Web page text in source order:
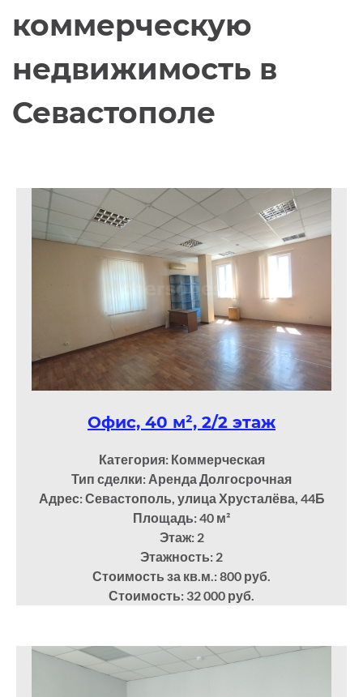
коммерческую
недвижимость в
Севастополе
Офис, 40 м², 2/2 этаж
Категория: Коммерческая
Тип сделки: Аренда Долгосрочная
Адрес: Севастополь, улица Хрусталёва, 44Б
Площадь: 40 м²
Этаж: 2
Этажность: 2
Стоимость за кв.м.: 800 руб.
Стоимость: 32 000 руб.